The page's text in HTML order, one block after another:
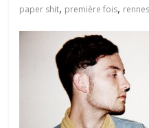
paper shit, première fois, rennes